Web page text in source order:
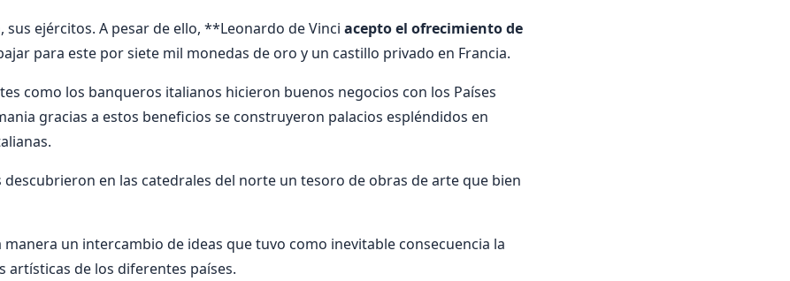
sus ejércitos. A pesar de ello, **Leonardo de Vinci acepto el ofrecimiento de
para este por siete mil monedas de oro y un castillo privado en Francia.
como los banqueros italianos hicieron buenos negocios con los Países
gracias a estos beneficios se construyeron palacios espléndidos en
descubrieron en las catedrales del norte un tesoro de obras de arte que bien
manera un intercambio de ideas que tuvo como inevitable consecuencia la
artísticas de los diferentes países.